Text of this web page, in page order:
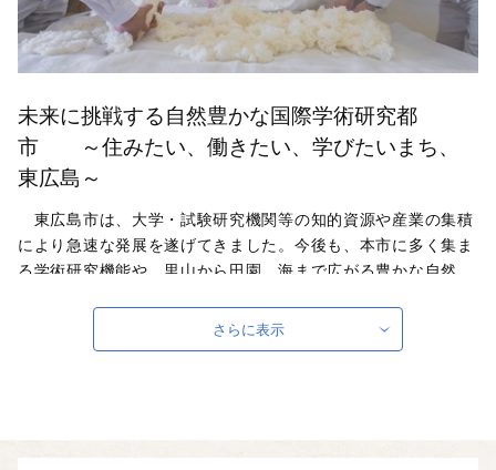
未来に挑戦する自然豊かな国際学術研究都
市 ～住みたい、働きたい、学びたいまち、
東広島～
東広島市は、大学・試験研究機関等の知的資源や産業の集積
により急速な発展を遂げてきました。今後も、本市に多く集ま
る学術研究機能や、里山から田園、海まで広がる豊かな自然、
「新たな価値」が生まれることが期待されています。その新た
な価値が、人びとの仕事や暮らしなど、あらゆる場面で幅広く
自治体ホームページは
さらに表示